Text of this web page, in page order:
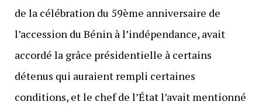
de la célébration du 59ème anniversaire de
l’accession du Bénin à l’indépendance, avait
accordé la grâce présidentielle à certains
détenus qui auraient rempli certaines
conditions, et le chef de l’État l’avait mentionné